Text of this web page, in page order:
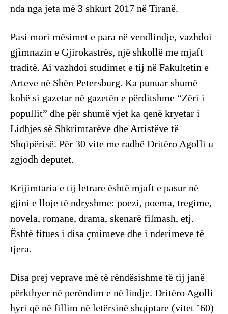
nda nga jeta më 3 shkurt 2017 në Tiranë.
Pasi mori mësimet e para në vendlindje, vazhdoi
gjìmnazin e Gjirokastrës, një shkollë me mjaft
traditë. Ai vazhdoi studimet e tij në Fakultetin e
Arteve në Shën Petersburg. Ka punuar shumë
kohë si gazetar në gazetën e përditshme “Zëri i
popullit” dhe për shumë vjet ka qenë kryetar i
Lidhjes së Shkrimtarëve dhe Artistëve të
Shqipërisë. Për 30 vite me radhë Dritëro Agolli u
zgjodh deputet.
Krijimtaria e tij letrare është mjaft e pasur në
gjini e lloje të ndryshme: poezi, poema, tregime,
novela, romane, drama, skenarë filmash, etj.
Është fitues i disa çmimeve dhe i nderimeve të
tjera.
Disa prej veprave më të rëndësishme të tij janë
përkthyer në perëndim e në lindje. Dritëro Agolli
hyri që në fillim në letërsinë shqiptare (vitet ’60)